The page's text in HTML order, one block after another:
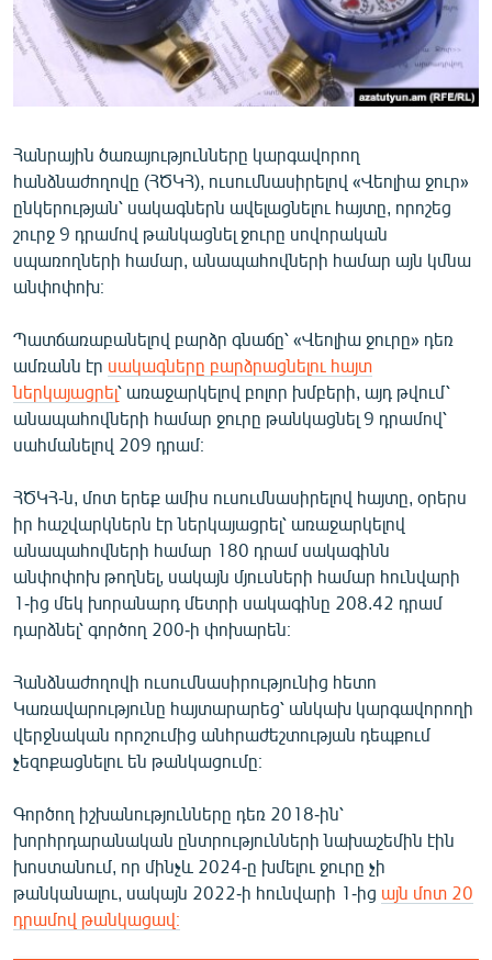
ՄՇԱԿՈՒՅԹ
ՍՊՈՐՏ
ՄԵԿՆԱԲԱՆՈՒԹՅՈՒՆ
ՏՏ ԵՒ ԻՆՏԵՐՆԵՏ
ԿՈՐՈՆԱՎԻՐՈՒՍ
ԱՐԽԻՎ
ՏԵՍԱՆՅՈՒԹԵՐ
ԲԱՆԱՎԵՃ
ՁԳՏԵԼՈՎ ԼԱՎԱԳՈՒՅՆԻՆ
ՓՈԴՔԱՍԹ
Հայերեն
Русский
ՀԵՏԵՎԵՔ ՄԵԶ
«Ազատության» բոլոր կայքերը
Հանրային ծառայությունները կարգավորող
հանձնաժողովը (ՀԾԿՀ), ուսումնասիրելով «Վեոլիա ջուր»
ընկերության՝ սակագներն ավելացնելու հայտը, որոշեց
շուրջ 9 դրամով թանկացնել ջուրը սովորական
սպառողների համար, անապահովների համար այն կմնա
անփոփոխ։
Պատճառաբանելով բարձր գնաճը՝ «Վեոլիա ջուրը» դեռ
ամռանն էր սակագները բարձրացնելու հայտ
ներկայացրել՝ առաջարկելով բոլոր խմբերի, այդ թվում՝
անապահովների համար ջուրը թանկացնել 9 դրամով՝
սահմանելով 209 դրամ։
ՀԾԿՀ-ն, մոտ երեք ամիս ուսումնասիրելով հայտը, օրերս
իր հաշվարկներն էր ներկայացրել՝ առաջարկելով
անապահովների համար 180 դրամ սակագինն
անփոփոխ թողնել, սակայն մյուսների համար հունվարի
1-ից մեկ խորանարդ մետրի սակագինը 208.42 դրամ
դարձնել՝ գործող 200-ի փոխարեն։
Հանձնաժողովի ուսումնասիրությունից հետո
Կառավարությունը հայտարարեց՝ անկախ կարգավորողի
վերջնական որոշումից անհրաժեշտության դեպքում
չեզոքացնելու են թանկացումը։
Գործող իշխանությունները դեռ 2018-ին՝
խորհրդարանական ընտրությունների նախաշեմին էին
խոստանում, որ մինչև 2024-ը խմելու ջուրը չի
թանկանալու, սակայն 2022-ի հունվարի 1-ից այն մոտ 20
դրամով թանկացավ։